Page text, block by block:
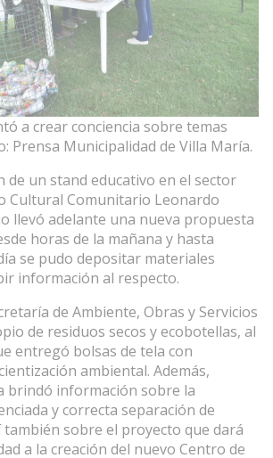
a crear conciencia sobre temas
Prensa Municipalidad de Villa María.
de un stand educativo en el sector
Cultural Comunitario Leonardo
llevó adelante una nueva propuesta
horas de la mañana y hasta
se pudo depositar materiales
información al respecto.
de Ambiente, Obras y Servicios
de residuos secos y ecobotellas, al
entregó bolsas de tela con
ambiental. Además,
brindó información sobre la
y correcta separación de
también sobre el proyecto que dará
a la creación del nuevo Centro de